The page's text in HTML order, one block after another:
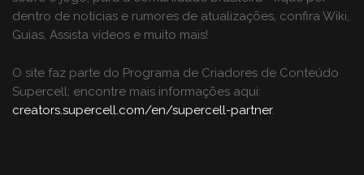
dentro de notícias e rumores de atualizações, confira Wiki,
Guias, Assista vídeos e muito mais!
O site faz parte do Programa de Criadores de Conteúdo
Supercell; encontre mais informações aqui:
creators.supercell.com/en/supercell-partner.